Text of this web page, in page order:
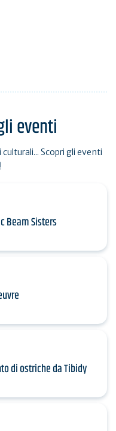
sul mare
eventi
Scopri gli eventi
Beam Sisters
di ostriche da Tibidy